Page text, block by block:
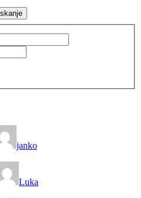
janko
Luka